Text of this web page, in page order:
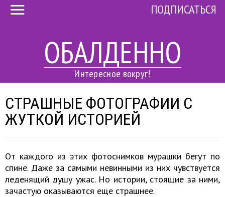
ОБАЛДЕННО
Интересное вокруг!
ПОДПИСАТЬСЯ
СТРАШНЫЕ ФОТОГРАФИИ С
ЖУТКОЙ ИСТОРИЕЙ
От каждого из этих фотоснимков мурашки бегут по
спине. Даже за самыми невинными из них чувствуется
леденящий душу ужас. Но истории, стоящие за ними,
зачастую оказываются еще страшнее.